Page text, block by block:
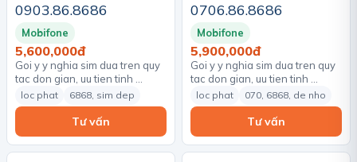
0903.86.8686
Mobifone
5,600,000đ
Goi y y nghia sim dua tren quy
tac don gian, uu tien tinh …
loc phat 6868, sim dep
Tư vấn
0706.86.8686
Mobifone
5,900,000đ
Goi y y nghia sim dua tren quy
tac don gian, uu tien tinh …
loc phat 070, 6868, de nho
Tư vấn